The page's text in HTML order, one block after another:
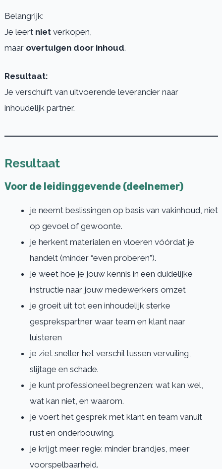
Belangrijk:
Je leert nietverkopen,
maar overtuigen door inhoud.
Resultaat:
Je verschuift van uitvoerende leverancier naar
inhoudelijk partner.
Resultaat
Voor de leidinggevende (deelnemer)
je neemt beslissingen op basis van vakinhoud, niet
op gevoel of gewoonte.
je herkent materialen en vloeren vóórdat je
handelt (minder “even proberen”).
je weet hoe je jouw kennis in een duidelijke
instructie naar jouw medewerkers omzet
je groeit uit tot een inhoudelijk sterke
gesprekspartner waar team en klant naar
luisteren
je ziet sneller het verschil tussen vervuiling,
slijtage en schade.
je kunt professioneel begrenzen: wat kan wel,
wat kan niet, en waarom.
je voert het gesprek met klant en team vanuit
rust en onderbouwing.
je krijgt meer regie: minder brandjes, meer
voorspelbaarheid.